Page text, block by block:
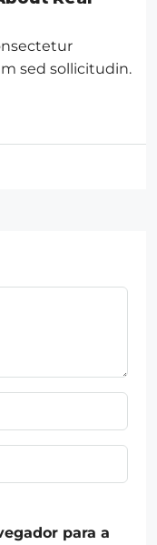
sed sollicitudin.
para a